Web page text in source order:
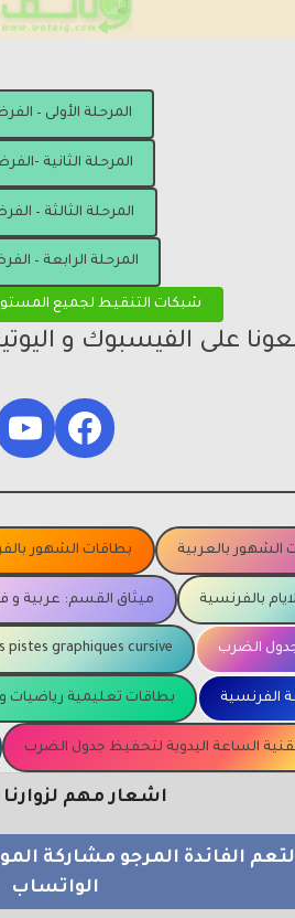
المرحلة الأولى –
المرحلة الثانية -
المرحلة الثالثة –
المرحلة الرابعة –
شبكات التنقيط لجميع
على الفيسبوك و
الشهور بالعربية بطاقات الشهور
بالفرنسية ميثاق القسم: عربية و
الضرب pistes graphiques cursive
الفرنسية بطاقات تعليمية رياضيات
الساعة اليدوية لتحفيظ جدول الضرب
اشعار مهم لزوارنا
لتعم الفائدة المرجو مشاركة
الواتساب